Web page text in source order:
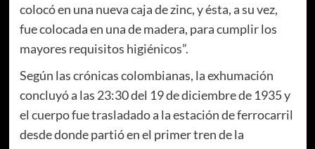
colocó en una nueva caja de zinc, y ésta, a su vez,
fue colocada en una de madera, para cumplir los
mayores requisitos higiénicos”.
Según las crónicas colombianas, la exhumación
concluyó a las 23:30 del 19 de diciembre de 1935 y
el cuerpo fue trasladado a la estación de ferrocarril
desde donde partió en el primer tren de la